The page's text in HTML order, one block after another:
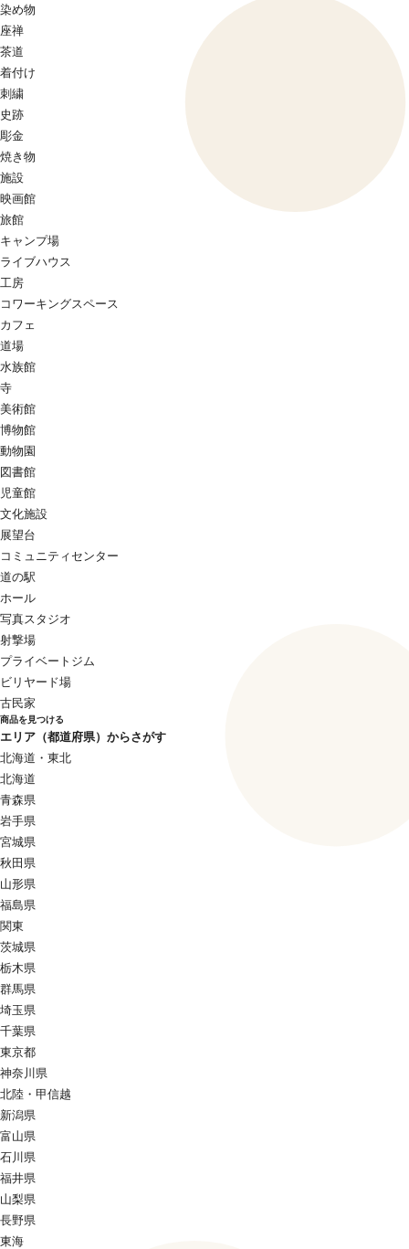
染め物
座禅
茶道
着付け
刺繍
史跡
彫金
焼き物
施設
映画館
旅館
キャンプ場
ライブハウス
工房
コワーキングスペース
カフェ
道場
水族館
寺
美術館
博物館
動物園
図書館
児童館
文化施設
展望台
コミュニティセンター
道の駅
ホール
写真スタジオ
射撃場
プライベートジム
ビリヤード場
古民家
商品を見つける
エリア（都道府県）からさがす
北海道・東北
北海道
青森県
岩手県
宮城県
秋田県
山形県
福島県
関東
茨城県
栃木県
群馬県
埼玉県
千葉県
東京都
神奈川県
北陸・甲信越
新潟県
富山県
石川県
福井県
山梨県
長野県
東海